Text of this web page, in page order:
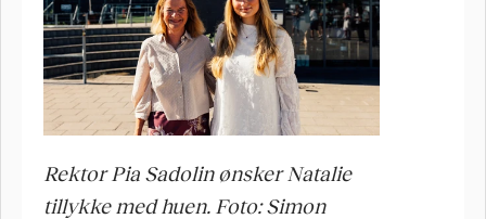
Rektor Pia Sadolin ønsker Natalie
tillykke med huen. Foto: Simon